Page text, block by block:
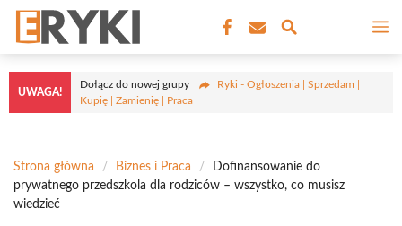
Przejdź
treści
UWAGA!
Dołącz do nowej grupy
Ryki - Ogłoszenia | Sprzedam |
Kupię | Zamienię | Praca
Strona główna / Biznes i Praca /
Dofinansowanie do
prywatnego przedszkola dla rodziców – wszystko, co musisz
wiedzieć